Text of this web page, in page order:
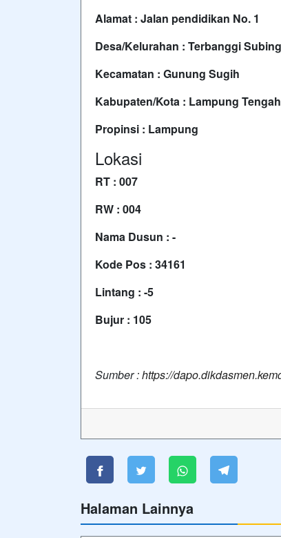
Alamat : Jalan pendidikan No. 1
Desa/Kelurahan : Terbanggi Subing
Kecamatan : Gunung Sugih
Kabupaten/Kota : Lampung Tengah
Propinsi : Lampung
Lokasi
RT : 007
RW : 004
Nama Dusun : -
Kode Pos : 34161
Lintang : -5
Bujur : 105
Sumber :https://
Halaman Lainnya